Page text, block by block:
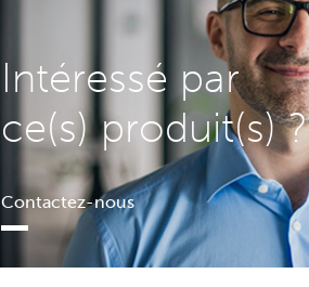
Intéressé par
ce(s) produit(s) ?
Contactez-nous